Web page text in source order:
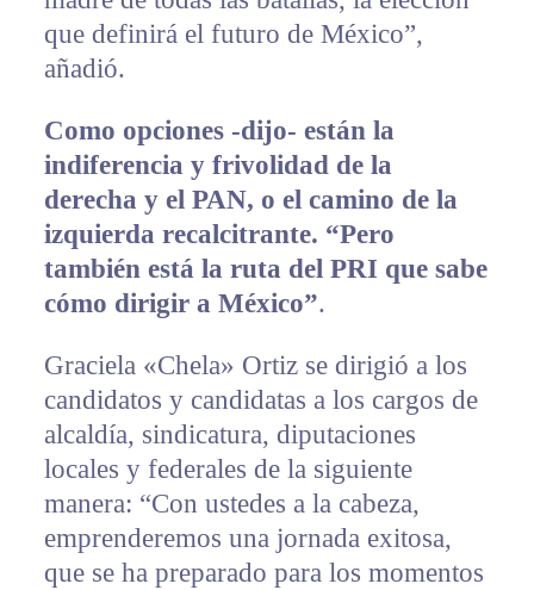
que definirá el futuro de México”,
añadió.
Como opciones -dijo- están la
indiferencia y frivolidad de la
derecha y el PAN, o el camino de la
izquierda recalcitrante. “Pero
también está la ruta del PRI que sabe
cómo dirigir a México”.
Graciela «Chela» Ortiz se dirigió a los
candidatos y candidatas a los cargos de
alcaldía, sindicatura, diputaciones
locales y federales de la siguiente
manera: “Con ustedes a la cabeza,
emprenderemos una jornada exitosa,
que se ha preparado para los momentos